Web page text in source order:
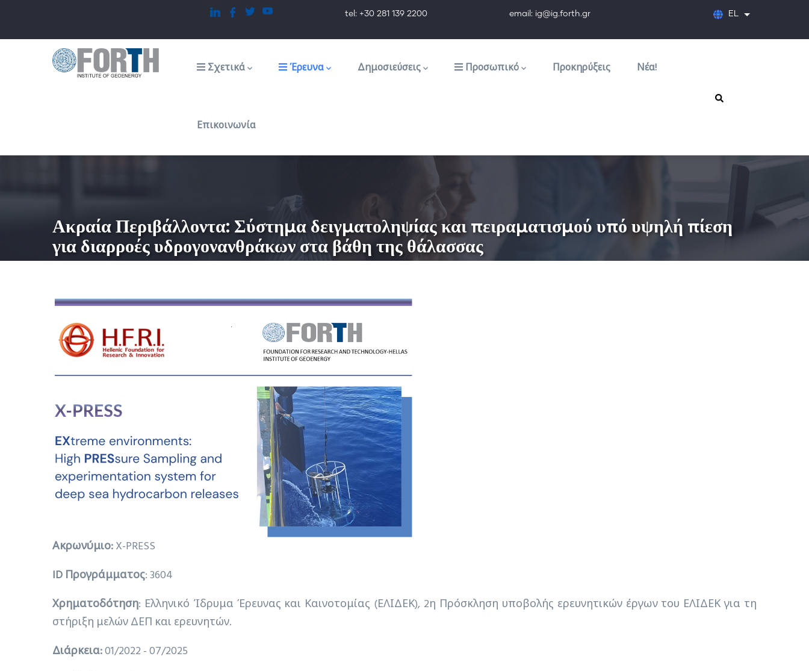
το
tel: +30 281 139 2200 email: ig@ig.forth.gr EL Λίστα πρόσθετων
navigation
Σχετικά Έρευνα Δημοσιεύσεις Προσωπικό Προκηρύξεις Νέα!
Επικοινωνία
Ακραία Περιβάλλοντα: Σύστημα δειγματοληψίας και πειραματισμού υπό υψηλή πίεση
για διαρροές υδρογονανθράκων στα βάθη της θάλασσας
Ακρωνύμιο:X-PRESS
ID Προγράμματος: 3604
Χρηματοδότηση: Ελληνικό Ίδρυμα Έρευνας και Καινοτομίας (ΕΛΙΔΕΚ), 2η Πρόσκληση υποβολής ερευνητικών έργων του ΕΛΙΔΕΚ για τη
στήριξη μελών ΔΕΠ και ερευνητών.
Διάρκεια:01/2022 - 07/2025